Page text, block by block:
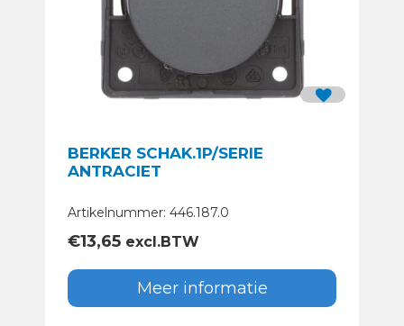
BERKER SCHAK.1P/SERIE
ANTRACIET
Artikelnummer: 446.187.0
€13,65 excl.BTW
Meer informatie